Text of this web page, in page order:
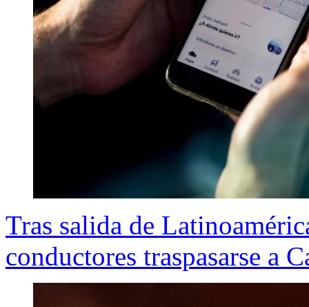
Tras salida de
conductores traspasarse a